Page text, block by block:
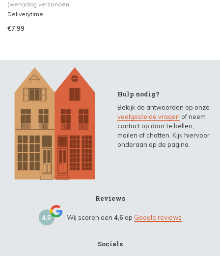
(werk)dag verzonden.
Deliverytime
€7,99
Hulp nodig?
Bekijk de antwoorden op onze
veelgestelde vragen of neem
contact op door te bellen,
mailen of chatten. Kijk hiervoor
onderaan op de pagina.
Reviews
4,6 Wij scoren een 4,6 op Google reviews
Socials